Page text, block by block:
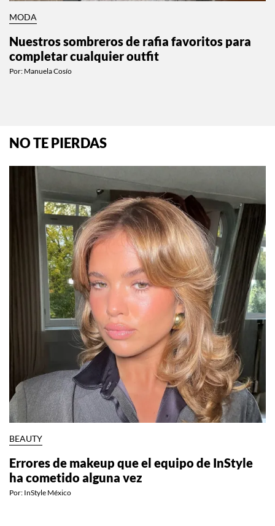
MODA
Nuestros sombreros de rafia favoritos para
completar cualquier outfit
Por: Manuela Cosío
NO TE PIERDAS
BEAUTY
Errores de makeup que el equipo de InStyle
ha cometido alguna vez
Por: InStyle México